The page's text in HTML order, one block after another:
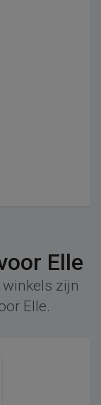
Elle
winkels zijn
Elle.